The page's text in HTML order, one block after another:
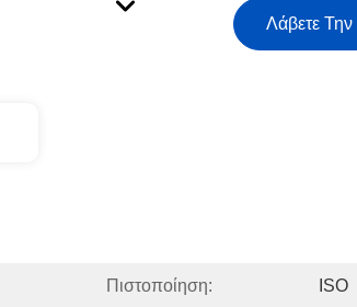
Λάβετε Την
Πιστοποίηση: ISO